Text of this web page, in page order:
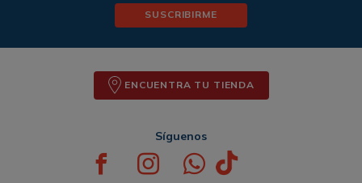
SUSCRIBIRME
ENCUENTRA TU TIENDA
Síguenos